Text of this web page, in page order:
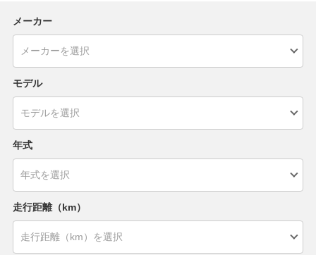
メーカー
モデル
年式
走行距離（km）